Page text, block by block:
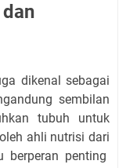
dikenal sebagai
sembilan
tubuh untuk
ahli nutrisi dari
berperan penting